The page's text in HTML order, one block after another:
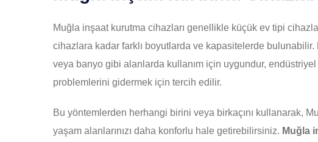
Muğla inşaat kurutma cihazları genellikle küçük ev tipi
cihazlara kadar farklı boyutlarda ve kapasitelerde
veya banyo gibi alanlarda kullanım için uygundur,
problemlerini gidermek için tercih edilir.
Bu yöntemlerden herhangi birini veya birkaçını kullanarak,
yaşam alanlarınızı daha konforlu hale getirebilirsiniz. Muğla